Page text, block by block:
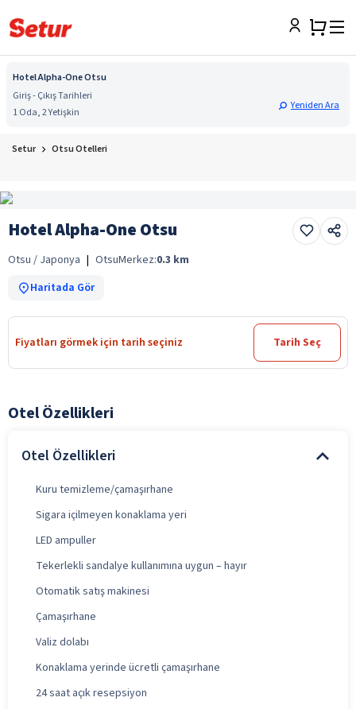
Hotel Alpha-One Otsu
Giriş - Çıkış Tarihleri
1 Oda, 2 Yetişkin
Yeniden Ara
Setur Otsu Otelleri
Hotel Alpha-One Otsu
Otsu / Japonya | OtsuMerkez:0.3 km
Haritada Gör
Fiyatları görmek için tarih seçiniz Tarih Seç
Otel Özellikleri
Otel Özellikleri
Kuru temizleme/çamaşırhane
Sigara içilmeyen konaklama yeri
LED ampuller
Tekerlekli sandalye kullanımına uygun – hayır
Otomatik satış makinesi
Çamaşırhane
Valiz dolabı
Konaklama yerinde ücretli çamaşırhane
24 saat açık resepsiyon